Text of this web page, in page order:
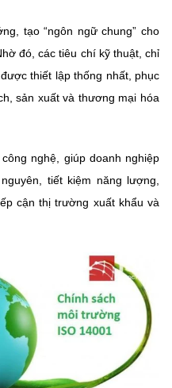
tạo “ngôn ngữ chung” cho
đó, các tiêu chí kỹ thuật, chỉ
thiết lập thống nhất, phục
sản xuất và thương mại hóa
nghệ, giúp doanh nghiệp
tiết kiệm năng lượng,
cận thị trường xuất khẩu và